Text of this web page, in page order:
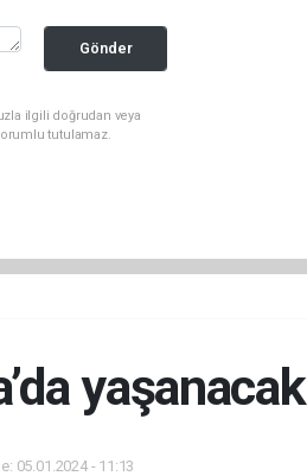
Gönder
ilgili doğrudan veya
tutulamaz.
yaşanacak
05.01.2024 - 11:13